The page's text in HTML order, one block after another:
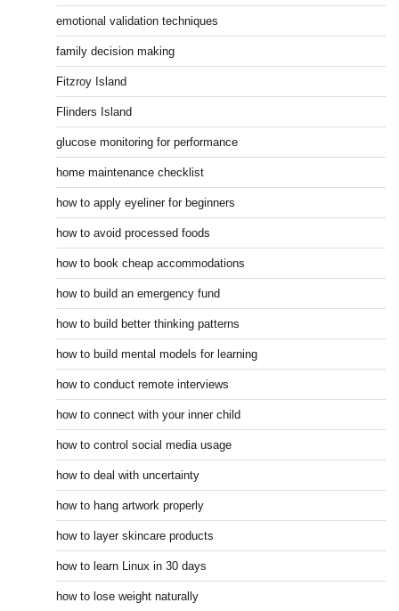
emotional validation techniques
family decision making
Fitzroy Island
Flinders Island
glucose monitoring for performance
home maintenance checklist
how to apply eyeliner for beginners
how to avoid processed foods
how to book cheap accommodations
how to build an emergency fund
how to build better thinking patterns
how to build mental models for learning
how to conduct remote interviews
how to connect with your inner child
how to control social media usage
how to deal with uncertainty
how to hang artwork properly
how to layer skincare products
how to learn Linux in 30 days
how to lose weight naturally